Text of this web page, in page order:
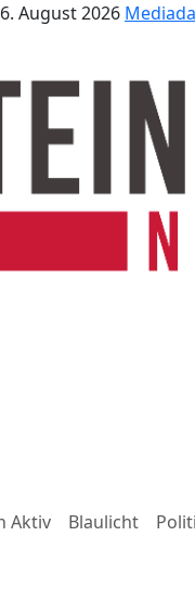
August 2026
Aktiv Blaulicht